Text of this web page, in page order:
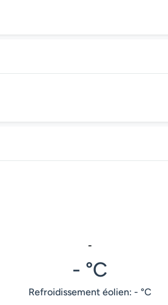
-
- °C
Refroidissement éolien: - °C